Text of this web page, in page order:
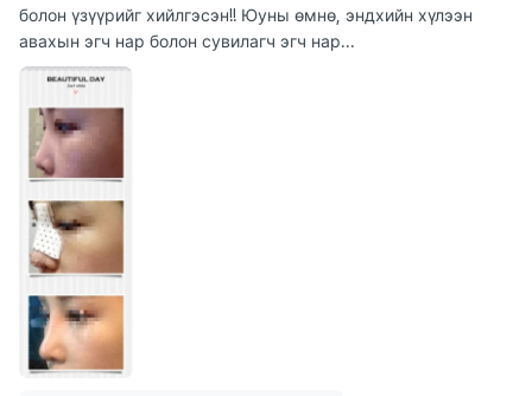
болон үзүүрийг хийлгэсэн!! Юуны өмнө, эндхийн хүлээн
авахын эгч нар болон сувилагч эгч нар...